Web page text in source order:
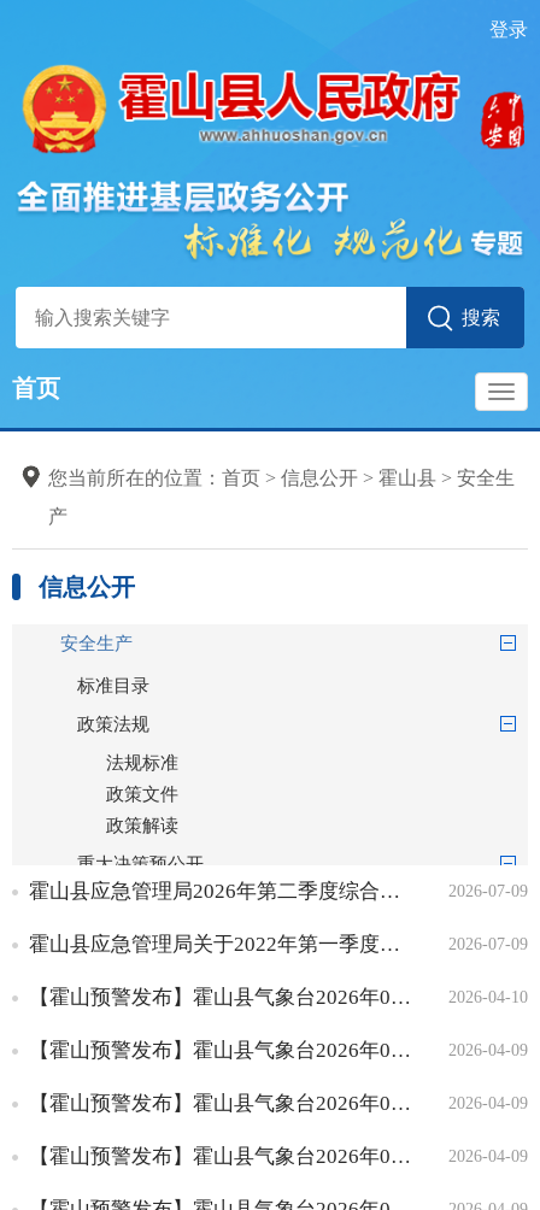
登录
首页
您当前所在的位置： 首页 > 信息公开 > 霍山县 > 安全生
产
信息公开
安全生产
标准目录
政策法规
法规标准
政策文件
政策解读
重大决策预公开
意见征集
采纳情况
依法行政
权责清单
行政处罚
行政强制
2026-07-09
霍山县应急管理局2026年第二季度综合行政执法大队检查一览表
2026-07-09
霍山县应急管理局关于2022年第一季度至2026年第二季度企业安全生产黑名单的情况说明
2026-04-10
【霍山预警发布】霍山县气象台2026年04月10日09时12分解除大雾黄色预警信号
2026-04-09
【霍山预警发布】霍山县气象台2026年04月09日22时59分发布大雾黄色预警信号
2026-04-09
【霍山预警发布】霍山县气象台2026年04月09日20时15分解除强对流黄色预警信号
2026-04-09
【霍山预警发布】霍山县气象台2026年04月09日16时58分继续发布强对流黄色预警信号